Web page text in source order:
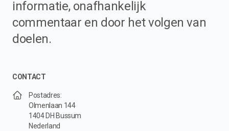
informatie, onafhankelijk
commentaar en door het volgen van
doelen.
CONTACT
Postadres:
Olmenlaan 144
1404 DH Bussum
Nederland